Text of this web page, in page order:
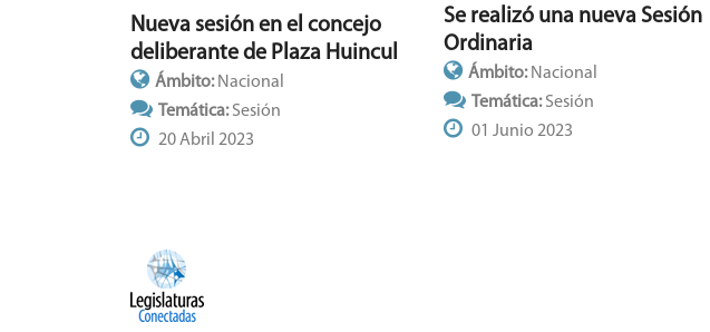
Nueva sesión en el concejo
deliberante de Plaza Huincul
Ámbito: Nacional
Temática:Sesión
20 Abril 2023
Se realizó una nueva Sesión
Ordinaria
Ámbito: Nacional
Temática:Sesión
01 Junio 2023